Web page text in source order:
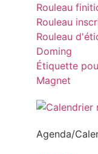
Rouleau
Rouleau
Rouleau
Doming
Étiquette
Magnet
Agenda/